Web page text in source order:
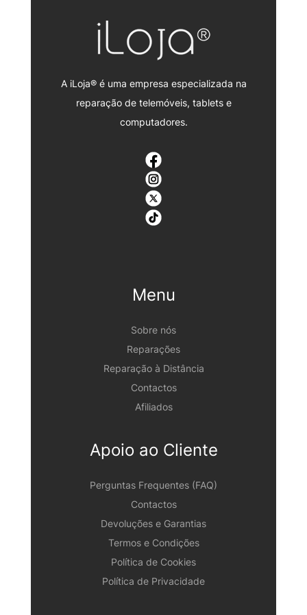
A iLoja® é uma empresa especializada na
reparação de telemóveis, tablets e
computadores.
Menu
Sobre nós
Reparações
Reparação à Distância
Contactos
Afiliados
Apoio ao Cliente
Perguntas Frequentes (FAQ)
Contactos
Devoluções e Garantias
Termos e Condições
Política de Cookies
Política de Privacidade